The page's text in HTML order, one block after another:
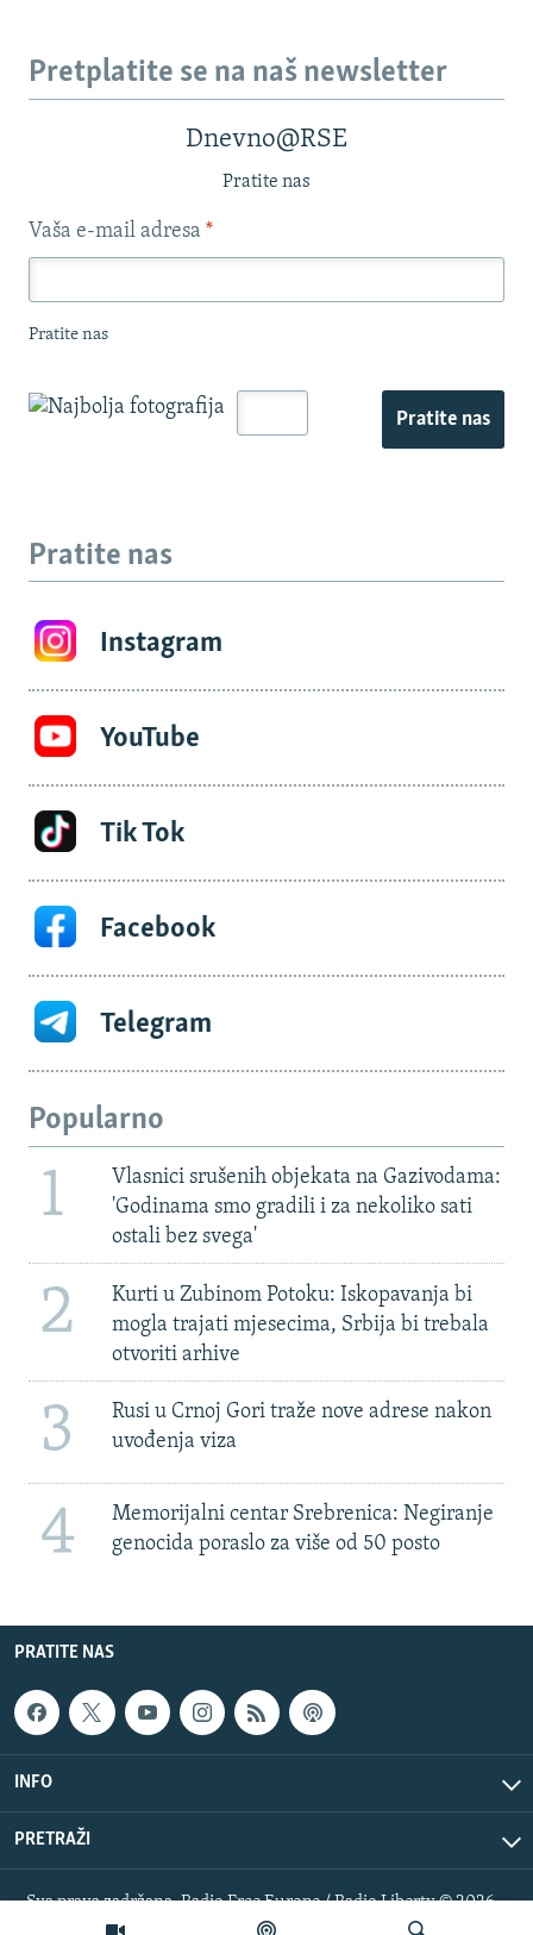
Pretplatite se na naš newsletter
Dnevno@RSE
Pratite nas
Vaša e-mail adresa *
Pratite nas
Pratite nas
Pratite nas
Instagram
YouTube
Tik Tok
Facebook
Telegram
Popularno
1
Vlasnici srušenih objekata na Gazivodama:
'Godinama smo gradili i za nekoliko sati
ostali bez svega'
2
Kurti u Zubinom Potoku: Iskopavanja bi
mogla trajati mjesecima, Srbija bi trebala
otvoriti arhive
3
Rusi u Crnoj Gori traže nove adrese nakon
uvođenja viza
4
Memorijalni centar Srebrenica: Negiranje
genocida poraslo za više od 50 posto
PRATITE NAS
INFO
PRETRAŽI
Sva prava zadržana. Radio Free Europe / Radio Liberty © 2026
RFE/RL, Inc.